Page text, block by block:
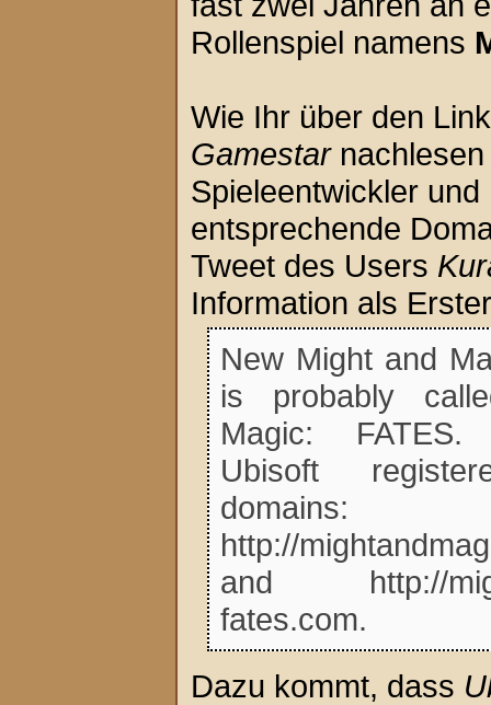
Rollenspiel namens
Wie Ihr über den
Gamestarnachlesen
Spieleentwickler
entsprechende
Tweet des Users
Information als
New Might and
is probably
Magic:
Ubisoft
domains:
http://
and http://
fates.com.
Dazu kommt, dass